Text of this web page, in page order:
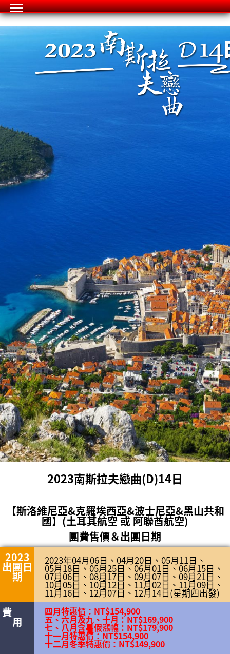
2023南斯拉夫戀曲(D)14日
【斯洛維尼亞&克羅埃西亞&波士尼亞&黑山共和
國】(土耳其航空 或 阿聯酋航空)
團費售價＆出團日期
2023
出團日
期
2023年04月06日、04月20日、05月11日、
05月18日、05月25日、06月01日、06月15日、
07月06日、08月17日、09月07日、09月21日、
10月05日、10月12日、11月02日、11月09日、
11月16日、12月07日、12月14日(星期四出發)
費
用
四月特惠價：NT$154,900
五、六月及九、十月：NT$169,900
七、八月含暑假漲幅：NT$179,900
十一月特惠價：NT$154,900
十二月冬季特惠價：NT$149,900